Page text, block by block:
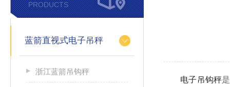
PRODUCTS
蓝箭直视式电子吊秤
浙江蓝箭吊钩秤
电子吊钩秤